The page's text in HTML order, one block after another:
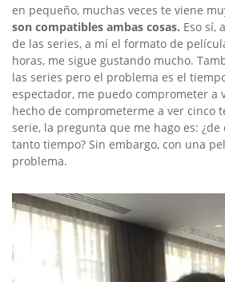
en pequeño, muchas veces te viene
son compatibles ambas cosas. Eso sí,
de las series, a mí el formato de
horas, me sigue gustando mucho.
las series pero el problema es el
espectador, me puedo comprometer a
hecho de comprometerme a ver cinco
serie, la pregunta que me hago es: ¿de
tanto tiempo? Sin embargo, con una
problema.